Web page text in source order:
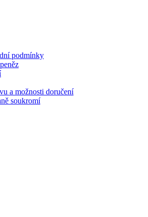
podmínky
a možnosti doručení
soukromí